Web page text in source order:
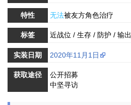
特性 无法被友方角色治疗
标签 近战位 / 生存 / 防护 / 输出
实装日期 2020年11月1日
获取途径
公开招募
中坚寻访